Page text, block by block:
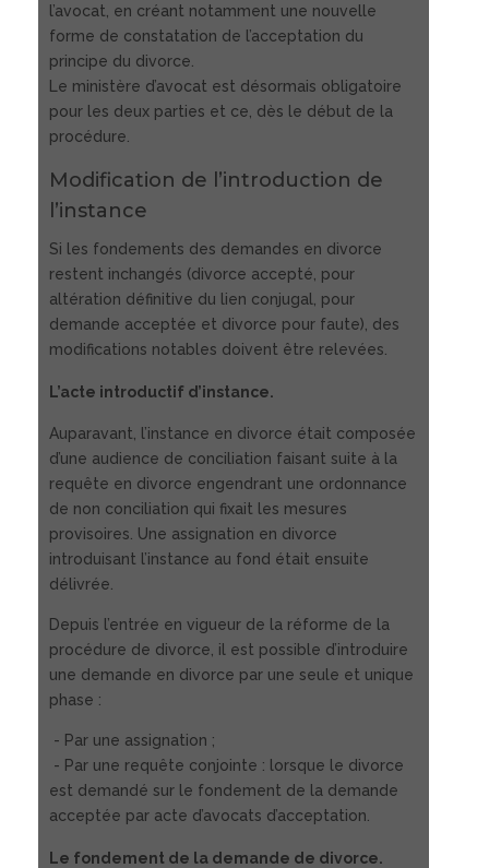
l’avocat, en créant notamment une nouvelle
forme de constatation de l’acceptation du
principe du divorce.
Le ministère d’avocat est désormais obligatoire
pour les deux parties et ce, dès le début de la
procédure.
Modification de l’introduction de
l’instance
Si les fondements des demandes en divorce
restent inchangés (divorce accepté, pour
altération définitive du lien conjugal, pour
demande acceptée et divorce pour faute), des
modifications notables doivent être relevées.
L’acte introductif d’instance.
Auparavant, l’instance en divorce était composée
d’une audience de conciliation faisant suite à la
requête en divorce engendrant une ordonnance
de non conciliation qui fixait les mesures
provisoires. Une assignation en divorce
introduisant l’instance au fond était ensuite
délivrée.
Depuis l’entrée en vigueur de la réforme de la
procédure de divorce, il est possible d’introduire
une demande en divorce par une seule et unique
phase :
- Par une assignation ;
- Par une requête conjointe : lorsque le divorce
est demandé sur le fondement de la demande
acceptée par acte d’avocats d’acceptation.
Le fondement de la demande de divorce.